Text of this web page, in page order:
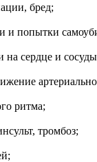
бред;
и попытки
на сердце и
ритма;
тромбоз;